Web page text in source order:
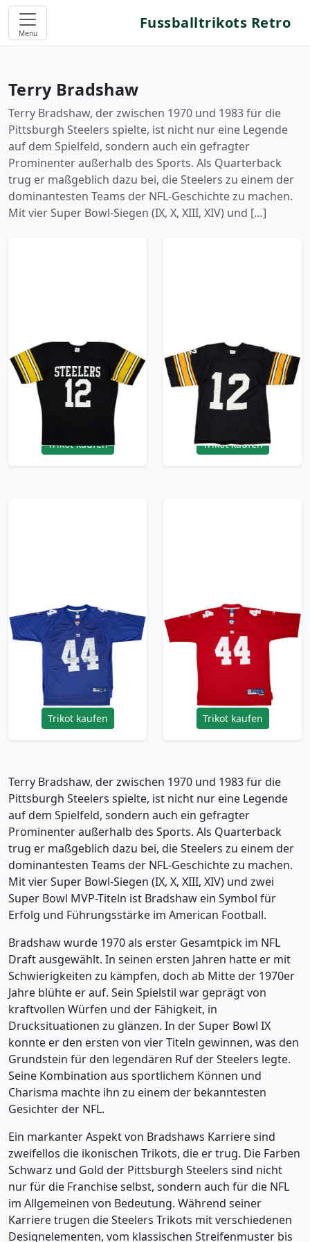
Menu
Fussballtrikots Retro
Terry Bradshaw
Terry Bradshaw, der zwischen 1970 und 1983 für die
Pittsburgh Steelers spielte, ist nicht nur eine Legende
auf dem Spielfeld, sondern auch ein gefragter
Prominenter außerhalb des Sports. Als Quarterback
trug er maßgeblich dazu bei, die Steelers zu einem der
dominantesten Teams der NFL-Geschichte zu machen.
Mit vier Super Bowl-Siegen (IX, X, XIII, XIV) und […]
1970s Pittsburgh
Steelers Bradshaw
#12 Rawlings Home
Jersey - 7/10 - (L)
179.99£ · ca. €212
Trikot kaufen
1980-83 Pittsburgh
Steelers Bradshaw
#12 Rawlings Home
Jersey - 6/10 - (S)
119.99£ · ca. €142
Trikot kaufen
2008 New York Giants
Bradshaw #44
Reebok On Field
Home Jersey - 6/10 -
(L)
53.99£ · ca. €64
Trikot kaufen
2008 New York Giants
Bradshaw #44
Reebok Premier
Alternate Jersey - 4/10
- (XL)
23.99£ · ca. €28
Trikot kaufen
Terry Bradshaw, der zwischen 1970 und 1983 für die
Pittsburgh Steelers spielte, ist nicht nur eine Legende
auf dem Spielfeld, sondern auch ein gefragter
Prominenter außerhalb des Sports. Als Quarterback
trug er maßgeblich dazu bei, die Steelers zu einem der
dominantesten Teams der NFL-Geschichte zu machen.
Mit vier Super Bowl-Siegen (IX, X, XIII, XIV) und zwei
Super Bowl MVP-Titeln ist Bradshaw ein Symbol für
Erfolg und Führungsstärke im American Football.
Bradshaw wurde 1970 als erster Gesamtpick im NFL
Draft ausgewählt. In seinen ersten Jahren hatte er mit
Schwierigkeiten zu kämpfen, doch ab Mitte der 1970er
Jahre blühte er auf. Sein Spielstil war geprägt von
kraftvollen Würfen und der Fähigkeit, in
Drucksituationen zu glänzen. In der Super Bowl IX
konnte er den ersten von vier Titeln gewinnen, was den
Grundstein für den legendären Ruf der Steelers legte.
Seine Kombination aus sportlichem Können und
Charisma machte ihn zu einem der bekanntesten
Gesichter der NFL.
Ein markanter Aspekt von Bradshaws Karriere sind
zweifellos die ikonischen Trikots, die er trug. Die Farben
Schwarz und Gold der Pittsburgh Steelers sind nicht
nur für die Franchise selbst, sondern auch für die NFL
im Allgemeinen von Bedeutung. Während seiner
Karriere trugen die Steelers Trikots mit verschiedenen
Designelementen, vom klassischen Streifenmuster bis